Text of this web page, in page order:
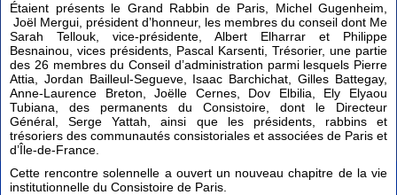
Étaient présents le Grand Rabbin de Paris, Michel Gugenheim,
Joël Mergui, président d’honneur, les membres du conseil dont Me
Sarah Tellouk, vice-présidente, Albert Elharrar et Philippe
Besnainou, vices présidents, Pascal Karsenti, Trésorier, une partie
des 26 membres du Conseil d’administration parmi lesquels Pierre
Attia, Jordan Bailleul-Segueve, Isaac Barchichat, Gilles Battegay,
Anne-Laurence Breton, Joëlle Cernes, Dov Elbilia, Ely Elyaou
Tubiana, des permanents du Consistoire, dont le Directeur
Général, Serge Yattah, ainsi que les présidents, rabbins et
trésoriers des communautés consistoriales et associées de Paris et
d’Île-de-France.
Cette rencontre solennelle a ouvert un nouveau chapitre de la vie
institutionnelle du Consistoire de Paris.